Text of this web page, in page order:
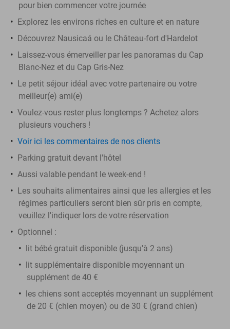
pour bien commencer votre journée
Explorez les environs riches en culture et en nature
Découvrez Nausicaá ou le Château-fort d'Hardelot
Laissez-vous émerveiller par les panoramas du Cap
Blanc-Nez et du Cap Gris-Nez
Le petit séjour idéal avec votre partenaire ou votre
meilleur(e) ami(e)
Voulez-vous rester plus longtemps ? Achetez alors
plusieurs vouchers !
Voir ici les commentaires de nos clients
Parking gratuit devant l'hôtel
Aussi valable pendant le week-end !
Les souhaits alimentaires ainsi que les allergies et les
régimes particuliers seront bien sûr pris en compte,
veuillez l'indiquer lors de votre réservation
Optionnel :
lit bébé gratuit disponible (jusqu'à 2 ans)
lit supplémentaire disponible moyennant un
supplément de 40 €
les chiens sont acceptés moyennant un supplément
de 20 € (chien moyen) ou de 30 € (grand chien)